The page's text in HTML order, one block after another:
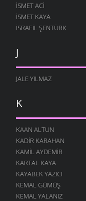
İSMET ACI
ISMET KAYA
İSRAFIL ŞENTÜRK
J
JALE YILMAZ
K
KAAN ALTUN
KADIR KARAHAN
KAMIL AYDEMIR
KARTAL KAYA
KAYABEK YAZICI
KEMAL GÜMÜŞ
KEMAL YALANIZ